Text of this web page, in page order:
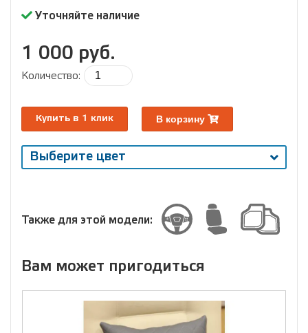
Уточняйте наличие
1 000 руб.
Количество:
Купить в 1 клик В корзину
Выберите цвет
Выберите
Также для этой модели:
Вам может пригодиться